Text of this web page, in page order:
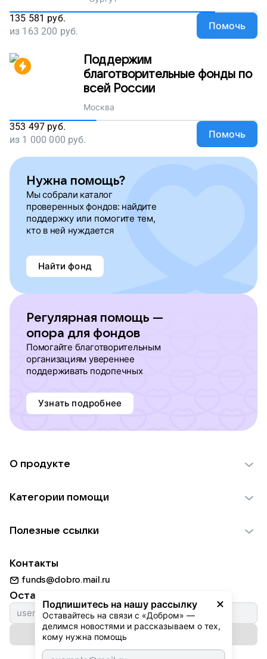
135 581 руб.
из 163 200 руб. Помочь
Поддержим
благотворительные фонды по
всей России
Москва
353 497 руб.
из 1 000 000 руб. Помочь
Нужна помощь?
Мы собрали каталог
проверенных фондов: найдите
поддержку или помогите тем,
кто в ней нуждается
Найти фонд
Регулярная помощь —
опора для фондов
Помогайте благотворительным
организациям увереннее
поддерживать подопечных
Узнать подробнее
Подпишитесь на нашу рассылку
Оставайтесь на связи с «Добром» —
делимся новостями и рассказываем о тех,
кому нужна помощь
О продукте
Использование материалов
Для НКО
Партнерам
Категории помощи
Пожилым
Животным
Природе
Культуре
Фондам
Полезные ссылки
Добрый день
Истории
Автоплатежи
Контакты
funds@dobro.mail.ru
Оставайтесь с нами
Подписаться на рассылку